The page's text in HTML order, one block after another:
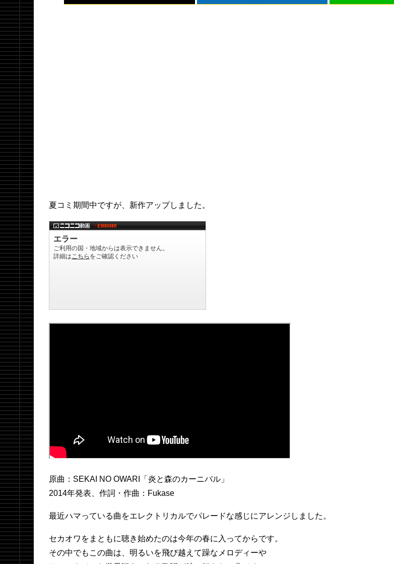
夏コミ期間中ですが、新作アップしました。
原曲：SEKAI NO OWARI「炎と森のカーニバル」
2014年発表、作詞・作曲：Fukase
最近ハマっている曲をエレクトリカルでパレードな感じにアレンジしました。
セカオワをまともに聴き始めたのは今年の春に入ってからです。
その中でもこの曲は、明るいを飛び越えて躁なメロディーや